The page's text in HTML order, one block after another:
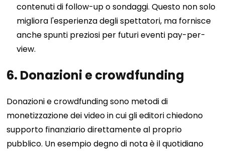
contenuti di follow-up o sondaggi. Questo non solo
migliora l'esperienza degli spettatori, ma fornisce
anche spunti preziosi per futuri eventi pay-per-
view.
6. Donazioni e crowdfunding
Donazioni e crowdfunding sono metodi di
monetizzazione dei video in cui gli editori chiedono
supporto finanziario direttamente al proprio
pubblico. Un esempio degno di nota è il quotidiano